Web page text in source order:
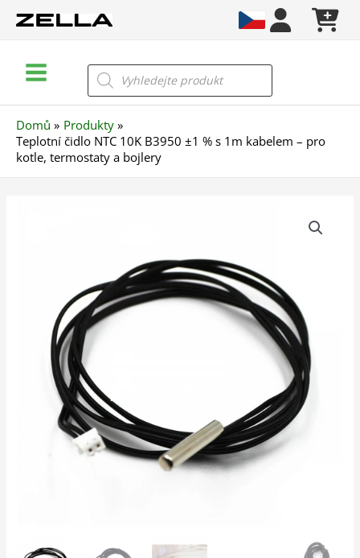
Menu
Products
search
Domů
Produkty
Teplotní čidlo NTC 10K B3950 ±1 % s 1m kabelem – pro
kotle, termostaty a bojlery
kabelem
termostaty